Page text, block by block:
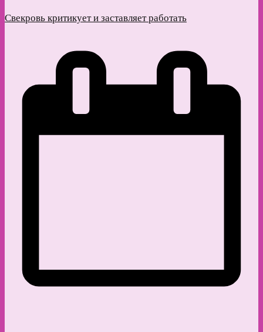
Свекровь критикует и заставляет работать